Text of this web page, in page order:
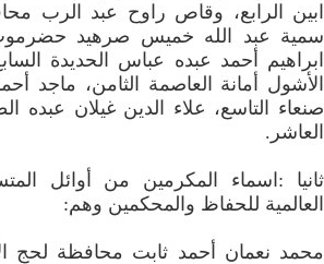
ابين الرابع، وقاص راوح عبد الرب
سمية عبد الله خميس صرهيد
ابراهيم أحمد عبده عباس الحديدة
الأشول أمانة العاصمة الثامن، ماجد
صنعاء التاسع، علاء الدين غيلان عبده
العاشر.
ثانيا :اسماء المكرمين من أوائل
العالمية للحفاظ والمحكمين وهم:
محمد نعمان أحمد ثابت محافظة لحج